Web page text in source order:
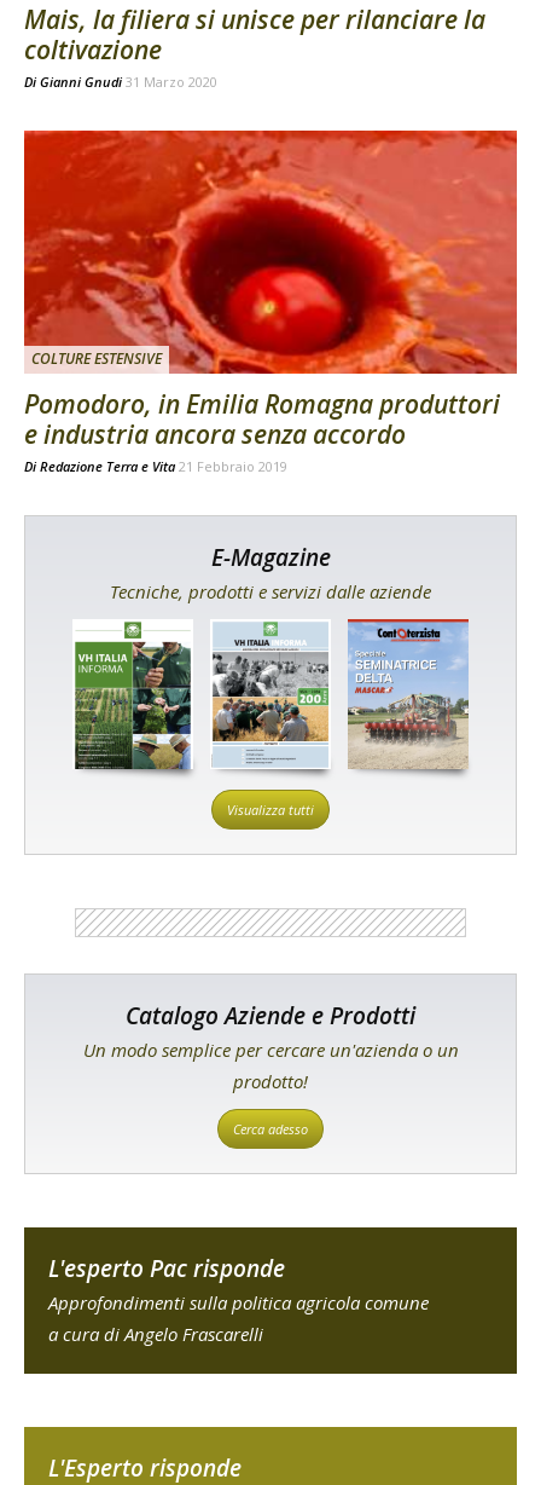
Mais, la filiera si unisce per rilanciare la
coltivazione
Di Gianni Gnudi 31 Marzo 2020
COLTURE ESTENSIVE
Pomodoro, in Emilia Romagna produttori
e industria ancora senza accordo
Di Redazione Terra e Vita 21 Febbraio 2019
E-Magazine
Tecniche, prodotti e servizi dalle aziende
Visualizza tutti
Catalogo Aziende e Prodotti
Un modo semplice per cercare un'azienda o un
prodotto!
Cerca adesso
L'esperto Pac risponde
Approfondimenti sulla politica agricola comune
a cura di Angelo Frascarelli
L'Esperto risponde